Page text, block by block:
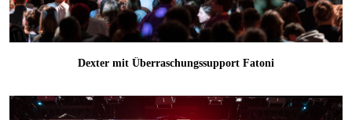
Dexter mit Überraschungssupport Fatoni